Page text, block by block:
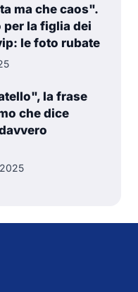
ma che caos".
la figlia dei
le foto rubate
la frase
che dice